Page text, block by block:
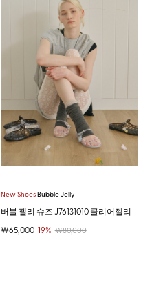
New ShoesBubble Jelly
버블 젤리 슈즈 J76131010 클리어젤리
￦65,000 19% ￦80,000